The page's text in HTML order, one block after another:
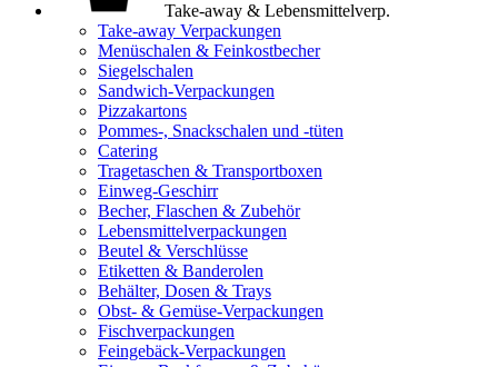
Take-away & Lebensmittelverp.
Take-away Verpackungen
Menüschalen & Feinkostbecher
Siegelschalen
Sandwich-Verpackungen
Pizzakartons
Pommes-, Snackschalen und -tüten
Catering
Tragetaschen & Transportboxen
Einweg-Geschirr
Becher, Flaschen & Zubehör
Lebensmittelverpackungen
Beutel & Verschlüsse
Etiketten & Banderolen
Behälter, Dosen & Trays
Obst- & Gemüse-Verpackungen
Fischverpackungen
Feingebäck-Verpackungen